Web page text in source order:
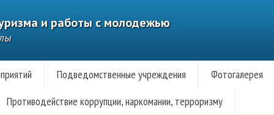
и работы с молодежью
Подведомственные учреждения Фотогалерея
Противодействие коррупции, наркомании, терроризму